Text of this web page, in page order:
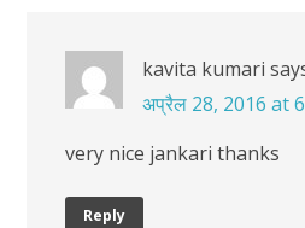
kavita kumari
अप्रैल 28, 2016 at
very nice jankari thanks
Reply